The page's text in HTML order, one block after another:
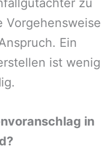
Vorgehensweise
Ein
ist wenig
in
?